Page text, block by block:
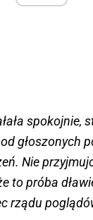
spokojnie,
głoszonych
Nie
to próba
rządu